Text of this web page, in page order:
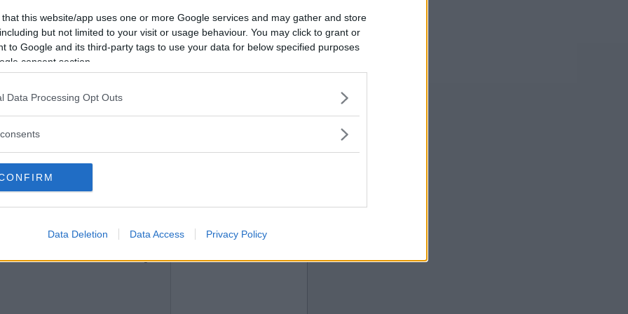
that this website/app uses one or more Google services and may gather and store
but not limited to your visit or usage behaviour. You may click to grant or
to Google and its third-party tags to use your data for below specified purposes
consent section.
Data Processing Opt Outs
Data Deletion Data Access Privacy Policy
skriver i Forumet. Många har tröttnat på ”
2022-08-03 00:52
också, fast dom är väluppfostrade och stjäl
i 15-20 år så kanske man har annat att göra.
Vill du bli
medlem?